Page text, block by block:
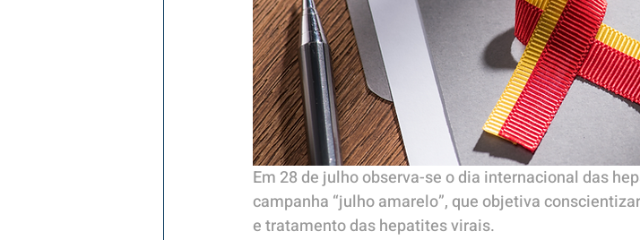
Em 28 de julho observa-se o dia internacional das
campanha “julho amarelo”, que objetiva
e tratamento das hepatites virais.